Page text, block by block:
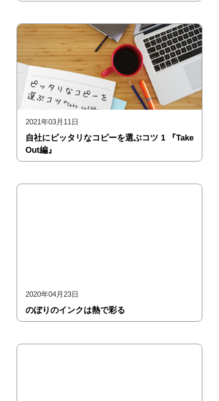
2021年03月11日
自社にピッタリなコピーを選ぶコツ 1 『Take
Out編』
2020年04月23日
のぼりのインクは熱で彩る